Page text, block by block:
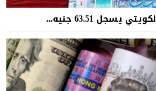
63.51 جنيه...